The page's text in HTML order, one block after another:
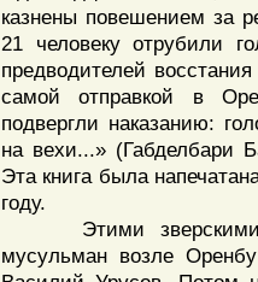
казнены повешением за
21 человеку отрубили
предводителей
самой отправкой в
подвергли наказанию:
на вехи...» (Габделбари
Эта книга была
году.
Этими зверскими
мусульман возле